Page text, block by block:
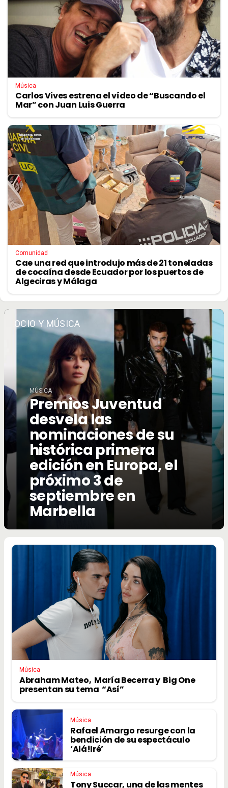
Música
Carlos Vives estrena el vídeo de “Buscando el
Mar” con Juan Luis Guerra
Comunidad
Cae una red que introdujo más de 21 toneladas
de cocaína desde Ecuador por los puertos de
Algeciras y Málaga
OCIO Y MÚSICA
MÚSICA
Premios Juventud
desvela las
nominaciones de su
histórica primera
edición en Europa, el
próximo 3 de
septiembre en
Marbella
Música
Abraham Mateo, María Becerra y Big One
presentan su tema “Así”
Música
Rafael Amargo resurge con la
bendición de su espectáculo
‘Alá!Iré’
Música
Tony Succar, una de las mentes